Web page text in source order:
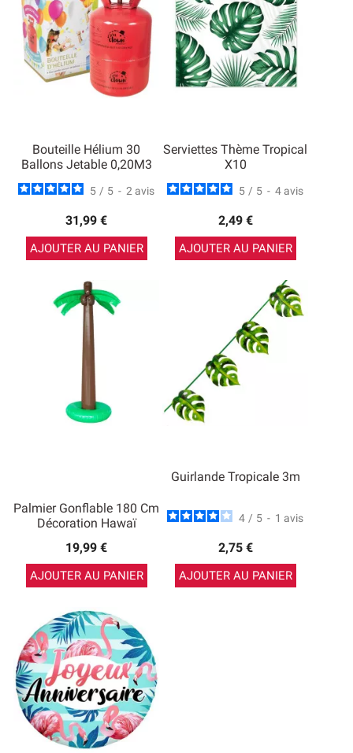
Bouteille Hélium 30
Ballons Jetable 0,20M3
5 / 5 - 2 avis
31,99 €
AJOUTER AU PANIER
Serviettes Thème Tropical
X10
5 / 5 - 4 avis
2,49 €
AJOUTER AU PANIER
Palmier Gonflable 180 Cm
Décoration Hawaï
19,99 €
AJOUTER AU PANIER
Guirlande Tropicale 3m
4 / 5 - 1 avis
2,75 €
AJOUTER AU PANIER